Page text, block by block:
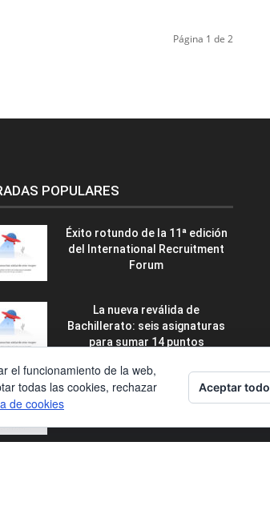
Página 1 de 2
POPULARES
Éxito rotundo de la 11ª edición
del International Recruitment
Forum
La nueva reválida de
Bachillerato: seis asignaturas
para sumar 14 puntos
Francisco José Flores Pérez,
nuevo secretario general de
el funcionamiento de la web,
todas las cookies, rechazar
de cookies
Aceptar todo